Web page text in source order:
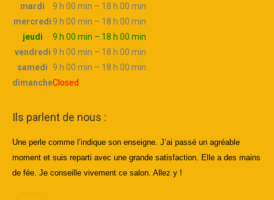
mardi
9 h 00 min – 18 h 00 min
mercredi 9 h 00 min – 18 h 00 min
jeudi
9 h 00 min – 18 h 00 min
vendredi 9 h 00 min – 18 h 00 min
samedi
9 h 00 min – 18 h 00 min
dimancheClosed
Ils parlent de nous :
Une perle comme l’indique son enseigne. J’ai passé un agréable
moment et suis reparti avec une grande satisfaction. Elle a des mains
de fée. Je conseille vivement ce salon. Allez y !